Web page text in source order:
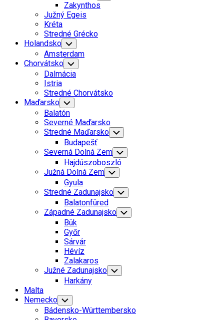
Child
Menu
Zakynthos
Južný Egeis
Kréta
Stredné Grécko
Holandsko Toggle
Child
Menu
Amsterdam
Chorvátsko Toggle
Child
Menu
Dalmácia
Istria
Stredné Chorvátsko
Maďarsko Toggle
Child
Menu
Balatón
Severné Maďarsko
Stredné Maďarsko Toggle
Child
Menu
Budapešť
Severná Dolná Zem Toggle
Child
Menu
Hajdúszoboszló
Južná Dolná Zem Toggle
Child
Menu
Gyula
Stredné Zadunajsko Toggle
Child
Menu
Balatonfüred
Západné Zadunajsko Toggle
Child
Bük
Győr
Sárvár
Hévíz
Zalakaros
Južné Zadunajsko Toggle
Child
Harkány
Malta
Nemecko Toggle
Child
Menu
Bádensko-Württembersko